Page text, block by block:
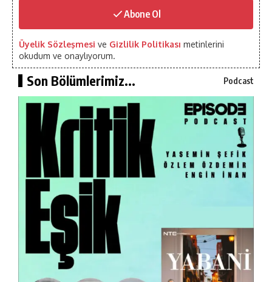
Abone Ol
Üyelik Sözleşmesi ve Gizlilik Politikası metinlerini
okudum ve onaylıyorum.
Son Bölümlerimiz... Podcast